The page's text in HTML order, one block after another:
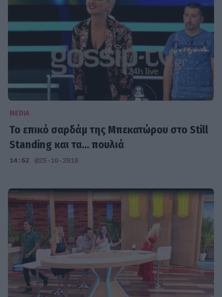
MEDIA
Το επικό σαρδάμ της Μπεκατώρου στο Still
Standing και τα... πουλιά
14:52 @25-10-2018